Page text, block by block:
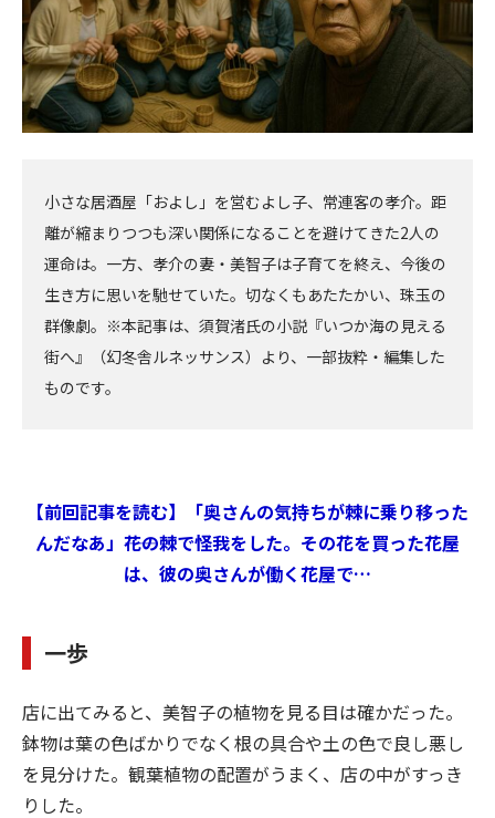
小さな居酒屋「およし」を営むよし子、常連客の孝介。距
離が縮まりつつも深い関係になることを避けてきた2人の
運命は。一方、孝介の妻・美智子は子育てを終え、今後の
生き方に思いを馳せていた。切なくもあたたかい、珠玉の
群像劇。※本記事は、須賀渚氏の小説『いつか海の見える
街へ』（幻冬舎ルネッサンス）より、一部抜粋・編集した
ものです。
【前回記事を読む】「奥さんの気持ちが棘に乗り移った
んだなあ」――花の棘で怪我をした。その花を買った花屋
は、彼の奥さんが働く花屋で…
一歩
店に出てみると、美智子の植物を見る目は確かだった。
鉢物は葉の色ばかりでなく根の具合や土の色で良し悪し
を見分けた。観葉植物の配置がうまく、店の中がすっき
りした。